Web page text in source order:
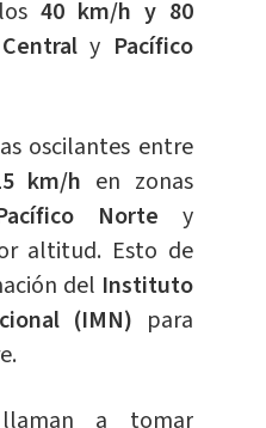
40 km/h y 80
y Pacífico
oscilantes entre
km/h en zonas
Norte y
altitud. Esto de
del Instituto
(IMN) para
llaman a tomar